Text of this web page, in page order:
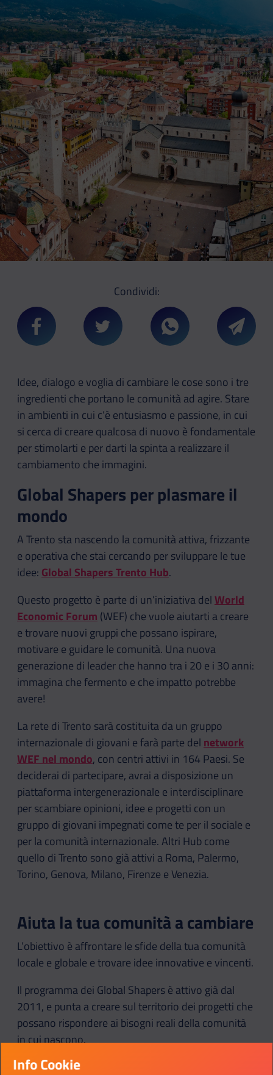
Condividi:
Condividi su FacebookCondividi su TwitterCondividi su
Idee, dialogo e voglia di cambiare le cose sono i tre
ingredienti che portano le comunità ad agire. Stare
in ambienti in cui c’è entusiasmo e passione, in cui
si cerca di creare qualcosa di nuovo è fondamentale
per stimolarti e per darti la spinta a realizzare il
cambiamento che immagini.
Global Shapers per plasmare il
mondo
A Trento sta nascendo la comunità attiva, frizzante
e operativa che stai cercando per sviluppare le tue
idee: Global Shapers Trento Hub.
Questo progetto è parte di un’iniziativa delWorld
Economic Forum (WEF) che vuole aiutarti a creare
e trovare nuovi gruppi che possano ispirare,
motivare e guidare le comunità. Una nuova
generazione di leader che hanno tra i 20 e i 30 anni:
immagina che fermento e che impatto potrebbe
avere!
La rete di Trento sarà costituita da un gruppo
internazionale di giovani e farà parte del network
WEF nel mondo, con centri attivi in 164 Paesi. Se
deciderai di partecipare, avrai a disposizione un
piattaforma intergenerazionale e interdisciplinare
per scambiare opinioni, idee e progetti con un
gruppo di giovani impegnati come te per il sociale e
per la comunità internazionale. Altri Hub come
quello di Trento sono già attivi a Roma, Palermo,
Torino, Genova, Milano, Firenze e Venezia.
Aiuta la tua comunità a cambiare
L’obiettivo è affrontare le sfide della tua comunità
locale e globale e trovare idee innovative e vincenti.
Il programma dei Global Shapers è attivo già dal
2011, e punta a creare sul territorio dei progetti che
possano rispondere ai bisogni reali della comunità
in cui nascono.
Il gruppo di Trento concentrerà il suo lavoro su tre
Info Cookie